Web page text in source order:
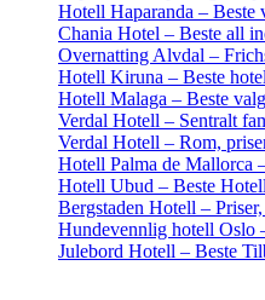
Hotell Haparanda –
Chania Hotel – Beste all
Overnatting Alvdal –
Hotell Kiruna – Beste
Hotell Malaga – Beste
Verdal Hotell – Sentralt
Verdal Hotell – Rom,
Hotell Palma de Mallorca
Hotell Ubud – Beste
Bergstaden Hotell –
Hundevennlig hotell Oslo
Julebord Hotell – Beste